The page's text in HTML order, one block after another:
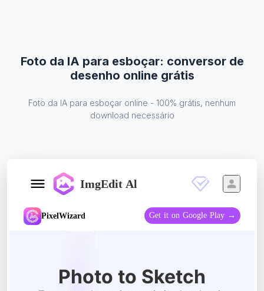
Foto da IA ​​para esboçar: conversor de
desenho online grátis
Foto da IA ​​para esboçar online - 100% grátis, nenhum
download necessário